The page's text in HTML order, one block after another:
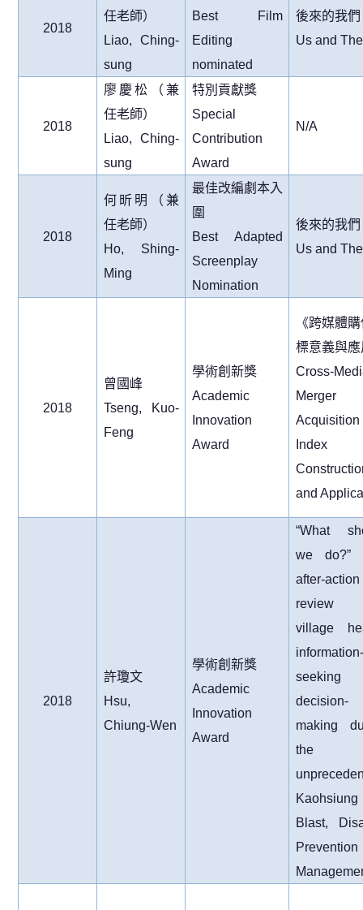
2018
任老師）
Liao, Ching-
sung
Best Film
Editing
nominated
後來的我們
Us and
2018
廖慶松（兼
任老師）
Liao, Ching-
sung
特別貢獻獎
Special
Contribution
Award
N/A
2018
何昕明（兼
任老師）
Ho, Shing-
Ming
最佳改編劇本入
圍
Best Adapted
Screenplay
Nomination
後來的我們
Us and
2018
曾國峰
Tseng, Kuo-
Feng
學術創新獎
Academic
Innovation
Award
《跨媒體
標意義與應
Cross-
Acquisition
Index
and
2018
許瓊文
Hsu,
Chiung-Wen
學術創新獎
Academic
Innovation
Award
“What
we do?”
after-action
village
information-
seeking
decision-
making
the
Kaohsiung
Blast,